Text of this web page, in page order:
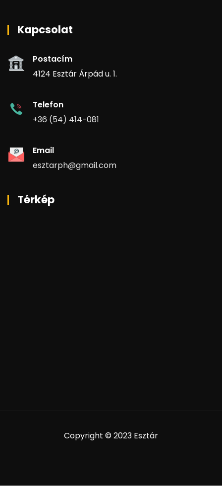
Kapcsolat
Postacím
4124 Esztár Árpád u. 1.
Telefon
+36 (54) 414-081
Email
esztarph@gmail.com
Térkép
Copyright © 2023 Esztár